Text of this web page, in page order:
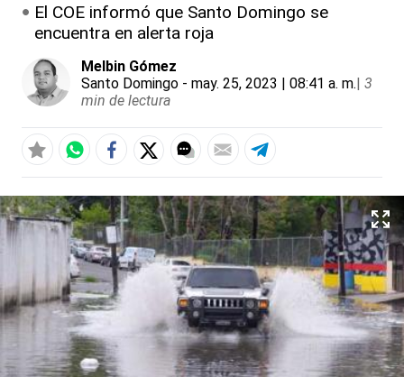
El COE informó que Santo Domingo se
encuentra en alerta roja
Melbin Gómez
Santo Domingo - may. 25, 2023 | 08:41 a. m.| 3
min de lectura